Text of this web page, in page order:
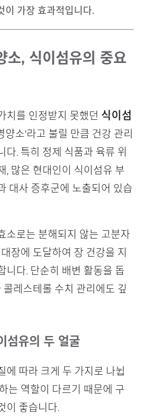
이 가장 효과적입니다.
소, 식이섬유의 중요
치를 인정받지 못했던 식이섬
소'라고 불릴 만큼 건강 관리
다. 특히 정제 식품과 육류 위
, 많은 현대인이 식이섬유 부
대사 증후군에 노출되어 있습
소로는 분해되지 않는 고분자
장에 도달하여 장 건강을 지
니다. 단순히 배변 활동을 돕
레스테롤 수치 관리에도 깊
섬유의 두 얼굴
에 따라 크게 두 가지로 나뉩
는 역할이 다르기 때문에 구
이 좋습니다.